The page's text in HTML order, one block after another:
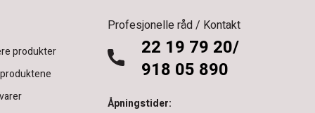
produkter
Profesjonelle råd / Kontakt
22 19 79 20/
918 05 890
Åpningstider: